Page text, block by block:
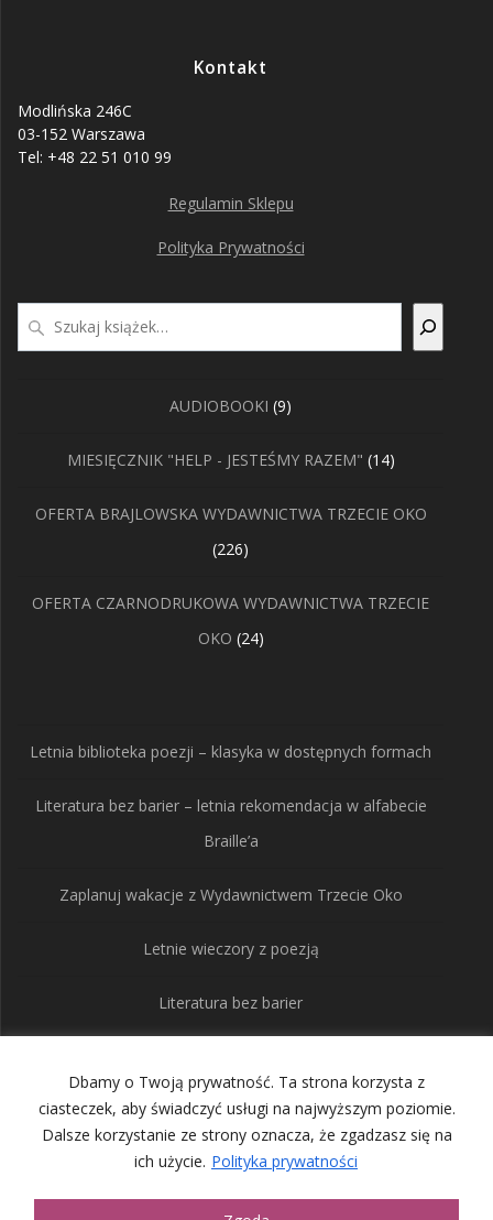
Dbamy o Twoją prywatność. Ta strona korzysta z
ciasteczek, aby świadczyć usługi na najwyższym poziomie.
Dalsze korzystanie ze strony oznacza, że zgadzasz się na
ich użycie. Polityka prywatności
Kontakt
Modlińska 246C
03-152 Warszawa
Tel: +48 22 51 010 99
Regulamin Sklepu
Polityka Prywatności
AUDIOBOOKI 99
MIESIĘCZNIK "HELP - JESTEŚMY RAZEM" 1414
OFERTA BRAJLOWSKA WYDAWNICTWA TRZECIE OKO
226226
OFERTA CZARNODRUKOWA WYDAWNICTWA TRZECIE
OKO 2424
Letnia biblioteka poezji – klasyka w dostępnych formach
Literatura bez barier – letnia rekomendacja w alfabecie
Braille’a
Zaplanuj wakacje z Wydawnictwem Trzecie Oko
Letnie wieczory z poezją
Literatura bez barier
Wydawnictwo Trzecie
Oko
© 2026 Wydawnictwo Trzecie Oko. Built using WordPress and